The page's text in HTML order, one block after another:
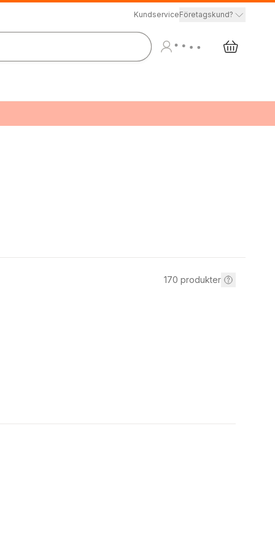
KundserviceFöretagskund?
170 produkter